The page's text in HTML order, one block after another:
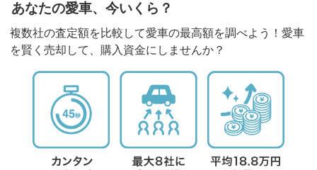
あなたの愛車、今いくら？
複数社の査定額を比較して愛車の最高額を調べよう！愛車
を賢く売却して、購入資金にしませんか？